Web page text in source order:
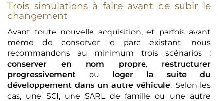
Trois simulations à faire avant de subir le
changement
Avant toute nouvelle acquisition, et parfois avant
même de conserver le parc existant, nous
recommandons au minimum trois scénarios :
conserver en nom propre, restructurer
progressivement ou loger la suite du
développement dans un autre véhicule. Selon les
cas, une SCI, une SARL de famille ou une autre